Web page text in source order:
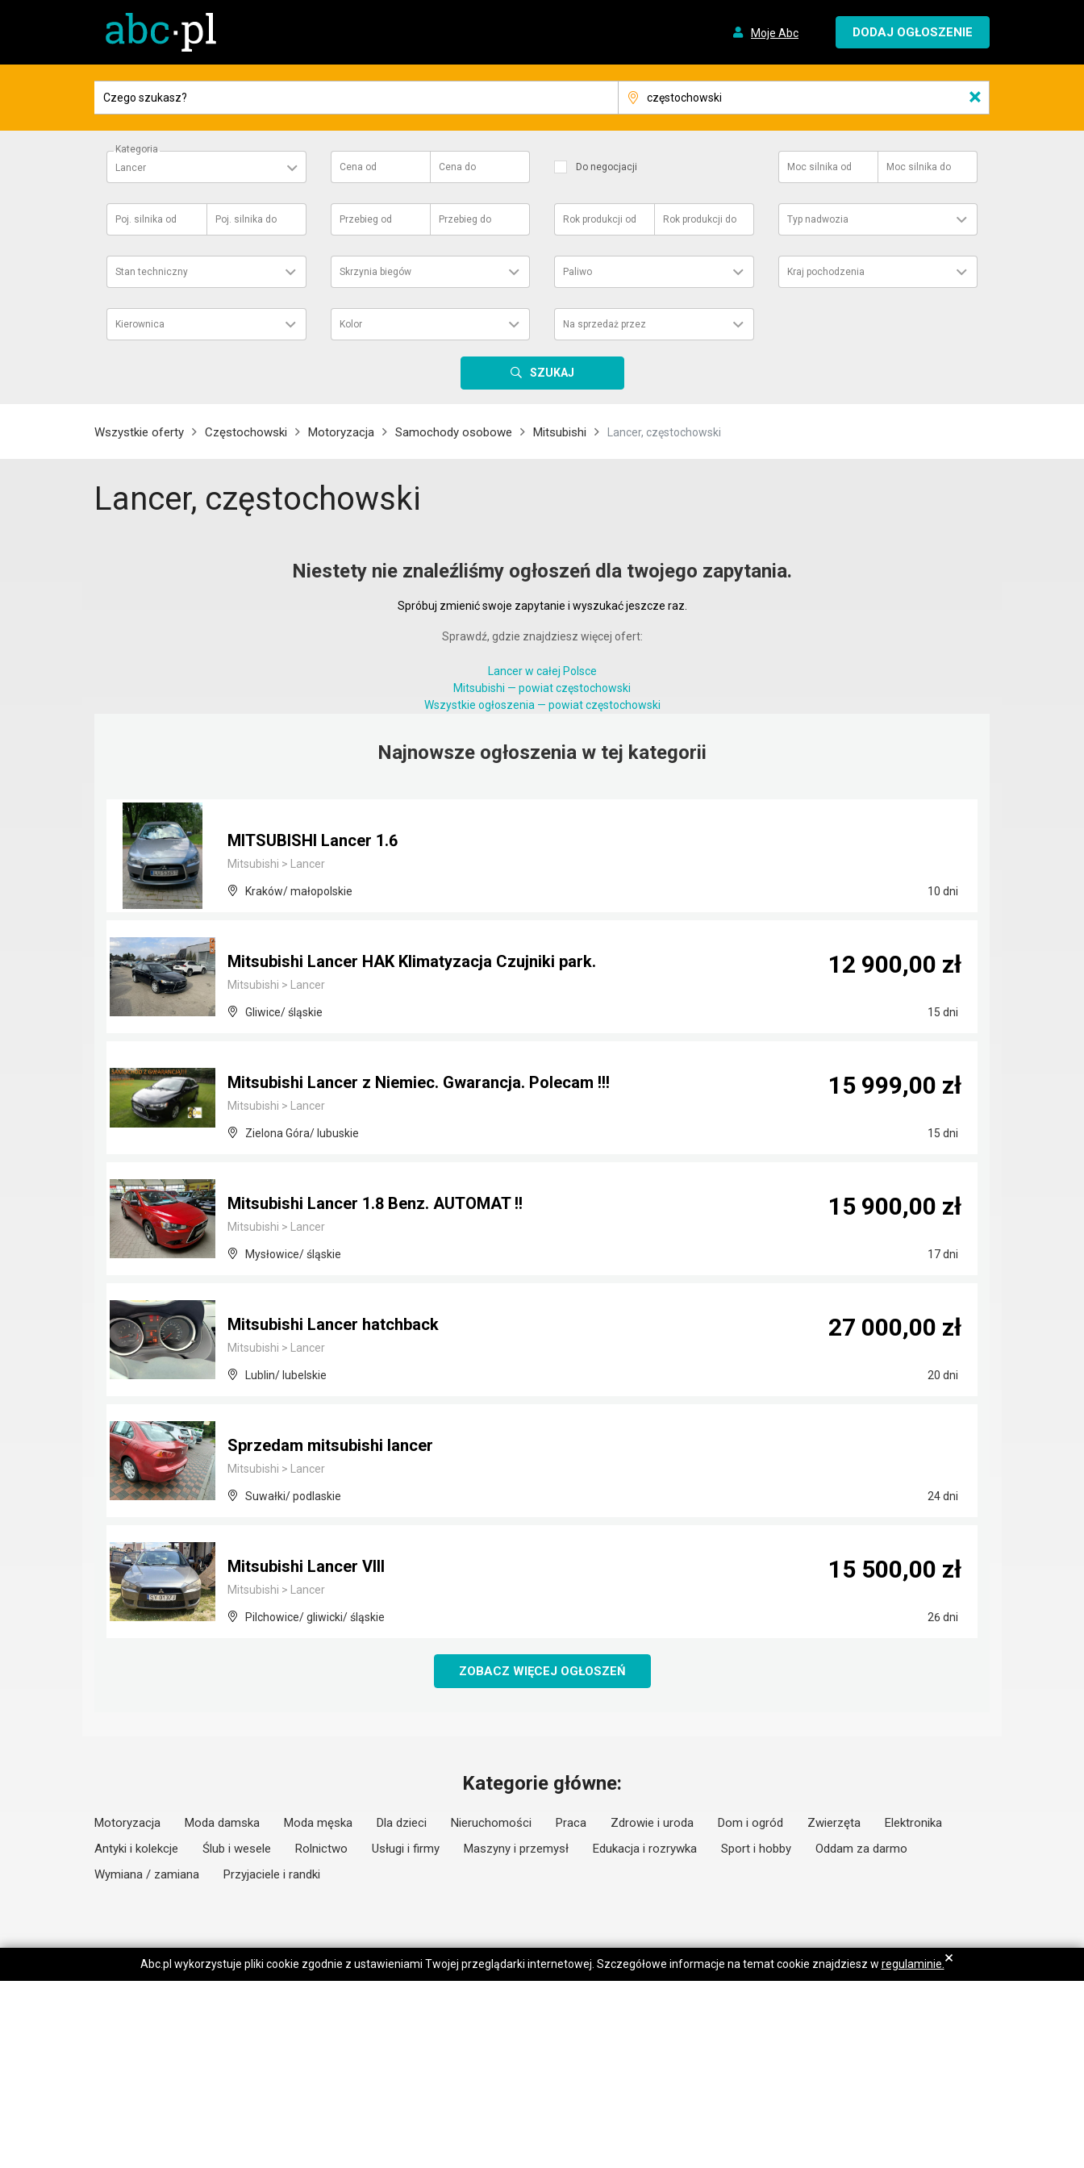
Moje Abc DODAJ OGŁOSZENIE
×
Kategoria
Lancer
Cena od Cena do Do negocjacji Moc silnika od Moc silnika do
Poj. silnika od Poj. silnika do Przebieg od Przebieg do Rok produkcji od Rok produkcji do Typ nadwozia
Stan techniczny Skrzynia biegów Paliwo Kraj pochodzenia
Kierownica Kolor Na sprzedaż przez
SZUKAJ
Wszystkie oferty Częstochowski Motoryzacja Samochody osobowe Mitsubishi Lancer, częstochowski
Lancer, częstochowski
Niestety nie znaleźliśmy ogłoszeń dla twojego zapytania.
Spróbuj zmienić swoje zapytanie i wyszukać jeszcze raz.
Sprawdź, gdzie znajdziesz więcej ofert:
Lancer w całej Polsce
Mitsubishi — powiat częstochowski
Wszystkie ogłoszenia — powiat częstochowski
Najnowsze ogłoszenia w tej kategorii
MITSUBISHI Lancer 1.6
Mitsubishi > Lancer
Kraków/ małopolskie 10 dni
Mitsubishi Lancer HAK Klimatyzacja Czujniki park.
Mitsubishi > Lancer
Gliwice/ śląskie 15 dni
12 900,00 zł
Mitsubishi Lancer z Niemiec. Gwarancja. Polecam !!!
Mitsubishi > Lancer
Zielona Góra/ lubuskie 15 dni
15 999,00 zł
Mitsubishi Lancer 1.8 Benz. AUTOMAT !!
Mitsubishi > Lancer
Mysłowice/ śląskie 17 dni
15 900,00 zł
Mitsubishi Lancer hatchback
Mitsubishi > Lancer
Lublin/ lubelskie 20 dni
27 000,00 zł
Sprzedam mitsubishi lancer
Mitsubishi > Lancer
Suwałki/ podlaskie 24 dni
Mitsubishi Lancer VIII
Mitsubishi > Lancer
Pilchowice/ gliwicki/ śląskie 26 dni
15 500,00 zł
ZOBACZ WIĘCEJ OGŁOSZEŃ
Kategorie główne:
Motoryzacja Moda damska Moda męska Dla dzieci Nieruchomości Praca Zdrowie i uroda Dom i ogród Zwierzęta
Elektronika
Antyki i kolekcje
Ślub i wesele Rolnictwo Usługi i firmy Maszyny i przemysł Edukacja i rozrywka Sport i hobby
Oddam za darmo
Wymiana / zamiana
Przyjaciele i randki
Abc.pl wykorzystuje pliki cookie zgodnie z ustawieniami Twojej przeglądarki internetowej. Szczegółowe informacje na temat cookie znajdziesz w regulaminie. ×